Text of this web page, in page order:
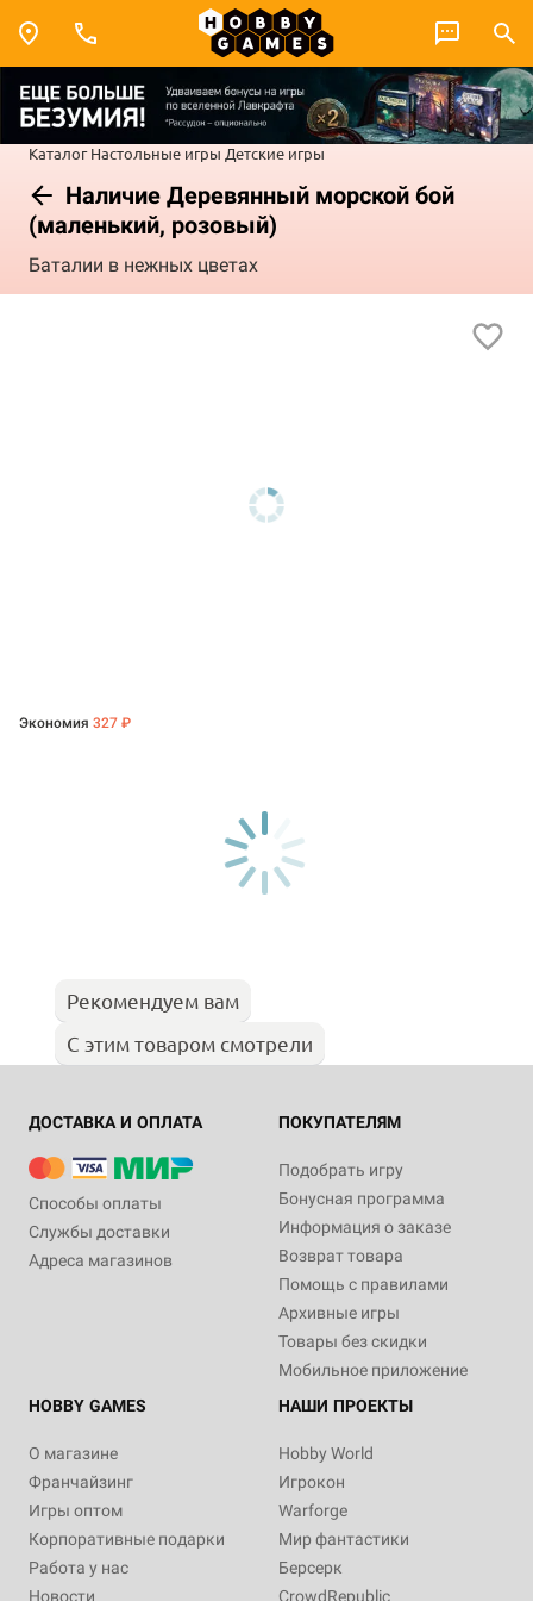
Каталог Настольные игры Детские игры
Наличие Деревянный морской бой
(маленький, розовый)
Баталии в нежных цветах
Экономия 327 ₽
Рекомендуем вам
С этим товаром смотрели
ДОСТАВКА И ОПЛАТА
Способы оплаты
Службы доставки
Адреса магазинов
ПОКУПАТЕЛЯМ
Подобрать игру
Бонусная программа
Информация о заказе
Возврат товара
Помощь с правилами
Архивные игры
Товары без скидки
Мобильное приложение
HOBBY GAMES
О магазине
Франчайзинг
Игры оптом
Корпоративные подарки
Работа у нас
Новости
НАШИ ПРОЕКТЫ
Hobby World
Игрокон
Warforge
Мир фантастики
Берсерк
CrowdRepublic